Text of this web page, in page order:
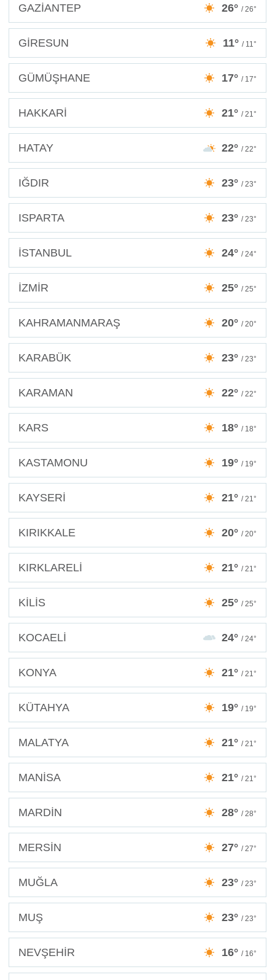
GAZİANTEP 26° / 26°
GİRESUN 11° / 11°
GÜMÜŞHANE 17° / 17°
HAKKARİ 21° / 21°
HATAY 22° / 22°
IĞDIR 23° / 23°
ISPARTA 23° / 23°
İSTANBUL 24° / 24°
İZMİR 25° / 25°
KAHRAMANMARAŞ 20° / 20°
KARABÜK 23° / 23°
KARAMAN 22° / 22°
KARS 18° / 18°
KASTAMONU 19° / 19°
KAYSERİ 21° / 21°
KIRIKKALE 20° / 20°
KIRKLARELİ 21° / 21°
KİLİS 25° / 25°
KOCAELİ 24° / 24°
KONYA 21° / 21°
KÜTAHYA 19° / 19°
MALATYA 21° / 21°
MANİSA 21° / 21°
MARDİN 28° / 28°
MERSİN 27° / 27°
MUĞLA 23° / 23°
MUŞ 23° / 23°
NEVŞEHİR 16° / 16°